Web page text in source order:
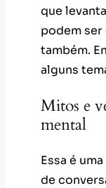
que
podem
também.
alguns
Mitos e
mental
Essa é
de